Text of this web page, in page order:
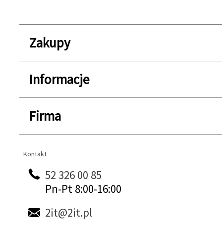
Zakupy
Informacje
Firma
Kontakt
Kontakt
52 326 00 85
Pn-Pt 8:00-16:00
2it@2it.pl